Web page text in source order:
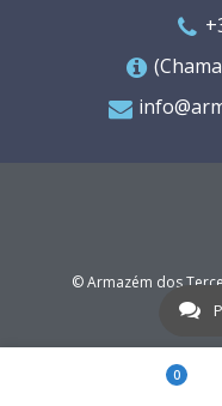
0
© Armazém dos